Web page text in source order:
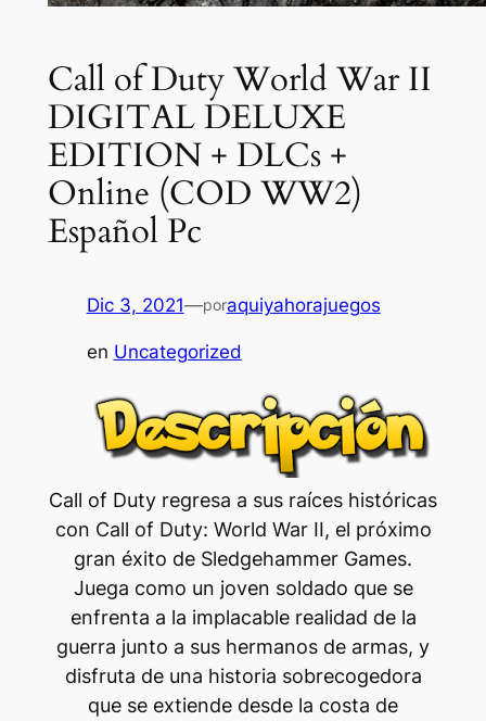
Call of Duty World War II
DIGITAL DELUXE
EDITION + DLCs +
Online (COD WW2)
Español Pc
Dic 3, 2021—poraquiyahorajuegos
en Uncategorized
Call of Duty regresa a sus raíces históricas
con Call of Duty: World War II, el próximo
gran éxito de Sledgehammer Games.
Juega como un joven soldado que se
enfrenta a la implacable realidad de la
guerra junto a sus hermanos de armas, y
disfruta de una historia sobrecogedora
que se extiende desde la costa de